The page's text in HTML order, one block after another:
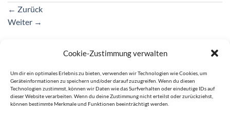
Cookie-Zustimmung verwalten
Um dir ein optimales Erlebnis zu bieten, verwenden wir Technologien wie Cookies, um
Geräteinformationen zu speichern und/oder darauf zuzugreifen. Wenn du diesen
Technologien zustimmst, können wir Daten wie das Surfverhalten oder eindeutige IDs auf
dieser Website verarbeiten. Wenn du deine Zustimmung nicht erteilst oder zurückziehst,
können bestimmte Merkmale und Funktionen beeinträchtigt werden.
← Zurück
Weiter →
IMPRESSUM DATENSCHUTZERKLÄRUNG
Copyright 2026 ©ATW Automatentechnik Wartchow GmbH